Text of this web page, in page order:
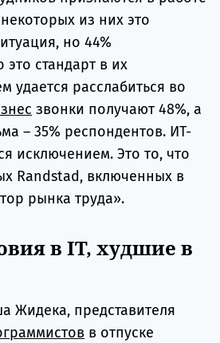
из них это
но 44%
это стандарт в их
удается расслабиться во
звонки получают 48%, а
– 35% респондентов. ИТ-
исключением. Это то, что
Randstad, включенных в
рынка труда».
в IT, худшие в
Жидека, представителя
в отпуске